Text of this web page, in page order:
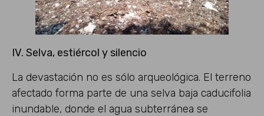
IV. Selva, estiércol y silencio
La devastación no es sólo arqueológica. El terreno
afectado forma parte de una selva baja caducifolia
inundable, donde el agua subterránea se